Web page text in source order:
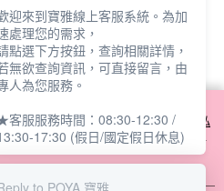
排行
站使用 cookie 方式之詳情，及若您不希
腦的 cookie 設定，請參閱本網站「
隱私
本網站即表示您同意本公司得按本網站使
迎來到寶雅線上客服系統。為加
處理您的需求，
點選下方按鈕，查詢相關詳情，
無欲查詢資訊，可直接留言，由
人為您服務。
客服服務時間：08:30-12:30 /
17:30 (假日/國定假日休息)
to POYA 寶雅